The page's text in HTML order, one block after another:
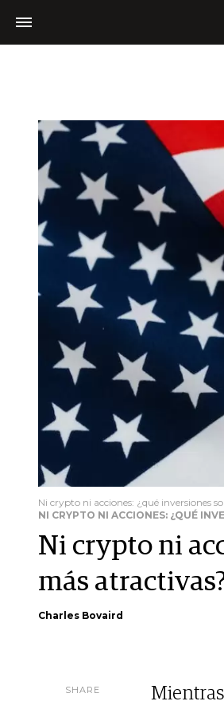
Ni crypto ni acciones: ¿qué inversiones
NI CRYPTO NI ACCIONES: ¿QUÉ
Ni crypto ni
más
Charles Bovaird
SHARE